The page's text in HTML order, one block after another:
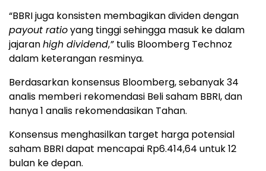
“BBRI juga konsisten membagikan dividen dengan
payout ratioyang tinggi sehingga masuk ke dalam
jajaranhigh dividend,” tulis Bloomberg Technoz
dalam keterangan resminya.
Berdasarkan konsensus Bloomberg, sebanyak 34
analis memberi rekomendasi Beli saham BBRI, dan
hanya 1 analis rekomendasikan Tahan.
Konsensus menghasilkan target harga potensial
saham BBRI dapat mencapai Rp6.414,64 untuk 12
bulan ke depan.